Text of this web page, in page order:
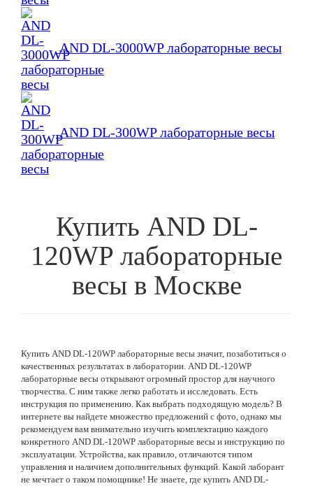
AND DL-3000WP лабораторные весы
AND DL-300WP лабораторные весы
Купить AND DL-
120WP лабораторные
весыв Москве
Купить AND DL-120WP лабораторные весы значит, позаботиться о
качественных результатах в лаборатории. AND DL-120WP
лабораторные весы открывают огромный простор для научного
творчества. С ним также легко работать и исследовать. Есть
инструкция по применению. Как выбрать подходящую модель? В
интернете вы найдете множество предложений с фото, однако мы
рекомендуем вам внимательно изучить комплектацию каждого
конкретного AND DL-120WP лабораторные весы и инструкцию по
эксплуатации. Устройства, как правило, отличаются типом
управления и наличием дополнительных функций. Какой лаборант
не мечтает о таком помощнике! Не знаете, где купить AND DL-